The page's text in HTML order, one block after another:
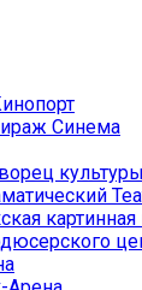
Синема
культуры
картинная